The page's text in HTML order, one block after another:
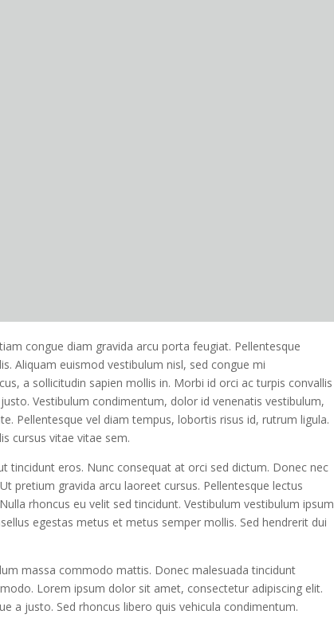
congue diam gravida arcu porta feugiat. Pellentesque
Aliquam euismod vestibulum nisl, sed congue mi
a sollicitudin sapien mollis in. Morbi id orci ac turpis convallis
Vestibulum condimentum, dolor id venenatis vestibulum,
Pellentesque vel diam tempus, lobortis risus id, rutrum ligula.
cursus vitae vitae sem.
tincidunt eros. Nunc consequat at orci sed dictum. Donec nec
pretium gravida arcu laoreet cursus. Pellentesque lectus
rhoncus eu velit sed tincidunt. Vestibulum vestibulum ipsum
egestas metus et metus semper mollis. Sed hendrerit dui
massa commodo mattis. Donec malesuada tincidunt
Lorem ipsum dolor sit amet, consectetur adipiscing elit.
a justo. Sed rhoncus libero quis vehicula condimentum.